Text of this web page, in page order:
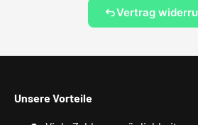
Vertrag
Unsere Vorteile